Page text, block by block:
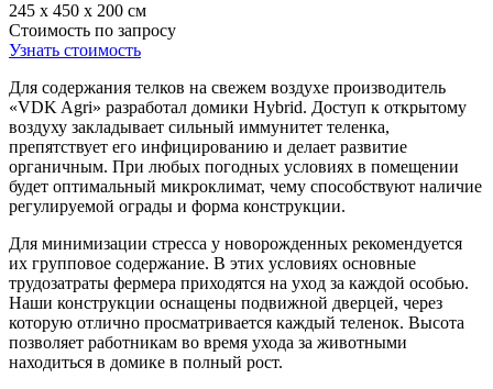
245 x 450 x 200 cм
Стоимость по запросу
Узнать стоимость
Для содержания телков на свежем воздухе производитель
«VDK Agri» разработал домики Hybrid. Доступ к открытому
воздуху закладывает сильный иммунитет теленка,
препятствует его инфицированию и делает развитие
органичным. При любых погодных условиях в помещении
будет оптимальный микроклимат, чему способствуют наличие
регулируемой ограды и форма конструкции.
Для минимизации стресса у новорожденных рекомендуется
их групповое содержание. В этих условиях основные
трудозатраты фермера приходятся на уход за каждой особью.
Наши конструкции оснащены подвижной дверцей, через
которую отлично просматривается каждый теленок. Высота
позволяет работникам во время ухода за животными
находиться в домике в полный рост.